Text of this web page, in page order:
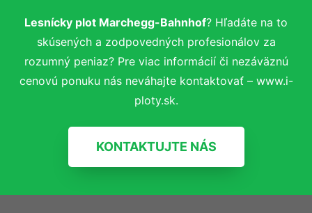
Lesnícky plot Marchegg-Bahnhof? Hľadáte na to
skúsených a zodpovedných profesionálov za
rozumný peniaz? Pre viac informácií či nezáväznú
cenovú ponuku nás neváhajte kontaktovať – www.i-
ploty.sk.
KONTAKTUJTE NÁS